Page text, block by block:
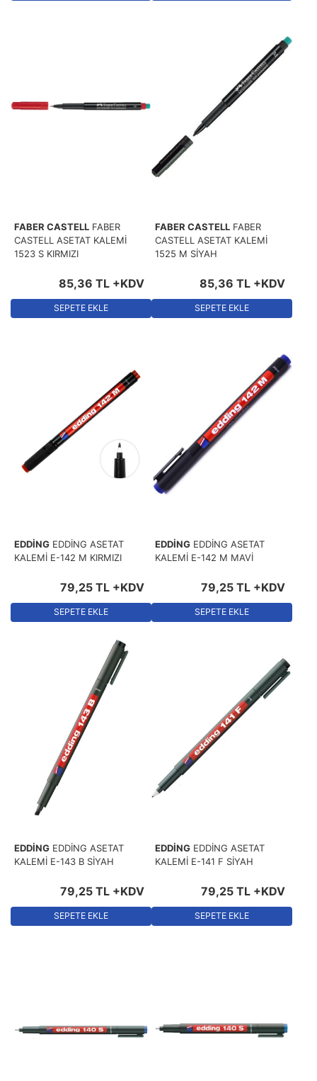
FABER CASTELL FABER
CASTELL ASETAT KALEMİ
1523 S KIRMIZI
85,36 TL +KDV
SEPETE EKLE
FABER CASTELL FABER
CASTELL ASETAT KALEMİ
1525 M SİYAH
85,36 TL +KDV
SEPETE EKLE
EDDİNG EDDİNG ASETAT
KALEMİ E-142 M KIRMIZI
79,25 TL +KDV
SEPETE EKLE
EDDİNG EDDİNG ASETAT
KALEMİ E-142 M MAVİ
79,25 TL +KDV
SEPETE EKLE
EDDİNG EDDİNG ASETAT
KALEMİ E-143 B SİYAH
79,25 TL +KDV
SEPETE EKLE
EDDİNG EDDİNG ASETAT
KALEMİ E-141 F SİYAH
79,25 TL +KDV
SEPETE EKLE